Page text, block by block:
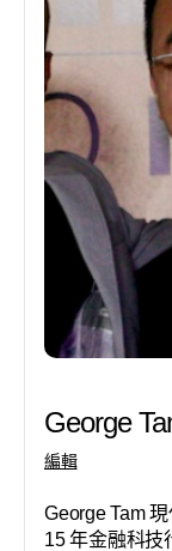
George
編輯
George Tam
15 年金融科技